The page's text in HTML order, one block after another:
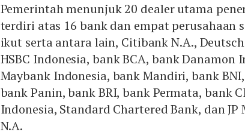
Pemerintah menunjuk 20 dealer utama
terdiri atas 16 bank dan empat perusahaan
ikut serta antara lain, Citibank N.A.,
HSBC Indonesia, bank BCA, bank Danamon
Maybank Indonesia, bank Mandiri, bank BNI,
bank Panin, bank BRI, bank Permata, bank
Indonesia, Standard Chartered Bank, dan JP
N.A.